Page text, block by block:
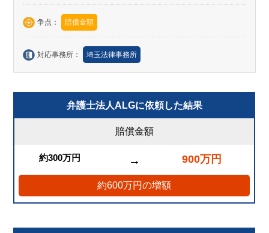
争点： 賠償金額
対応事務所： 埼玉法律事務所
弁護士法人ALGに依頼した結果
賠償金額
約300万円 → 900万円
約600万円の増額